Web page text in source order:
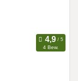
4 Bew.